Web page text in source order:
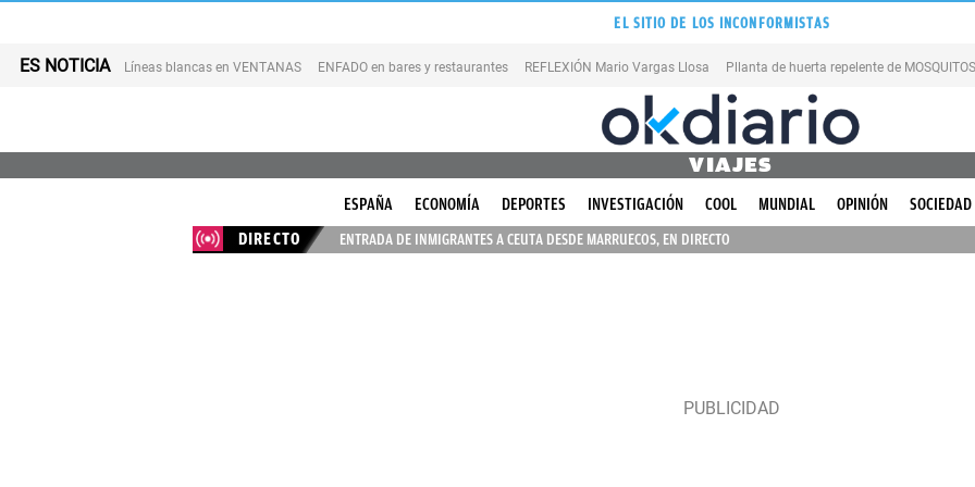
EL SITIO DE LOS INCONFORMISTAS
ES NOTICIA Líneas blancas en VENTANAS ENFADO en bares y restaurantes REFLEXIÓN Mario Vargas Llosa Pllanta de huerta repelente de MOSQUITOS
VIAJES
ESPAÑA ECONOMÍA DEPORTES INVESTIGACIÓN COOL MUNDIAL OPINIÓN SOCIEDAD
DIRECTO
ENTRADA DE INMIGRANTES A CEUTA DESDE MARRUECOS, EN DIRECTO